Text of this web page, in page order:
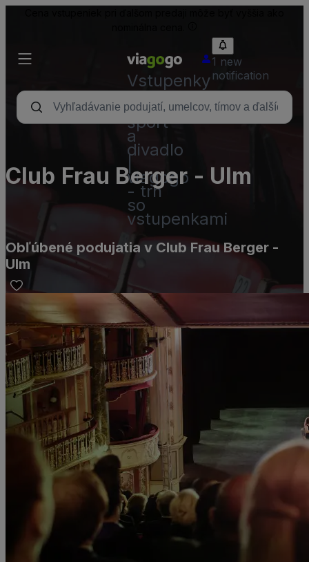
Vstupenky
-
koncerty,
šport
a
divadlo
viagogo
- trh
so
vstupenkami
1 new
notification
Club Frau Berger - Ulm
Obľúbené podujatia v Club Frau Berger -
Ulm